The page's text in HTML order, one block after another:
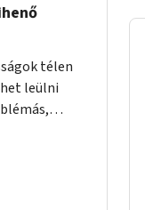
télen
leülni